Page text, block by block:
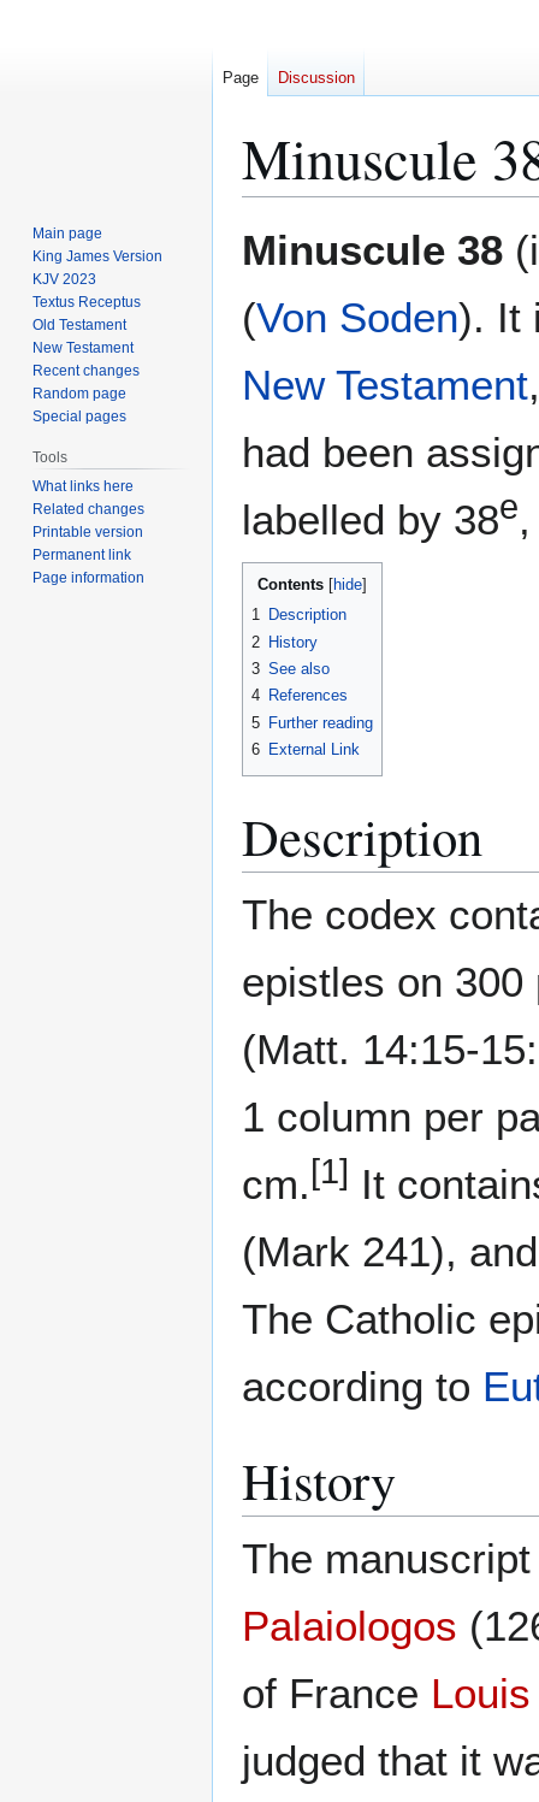
Minuscule
toto
Minuscule 38
(Von Soden). It
New Testament
had been
labelled by 38e
Contents
1 Description
2 History
3 See also
4 References
5 Further reading
6 External Link
Description
The codex
epistles on
(Matt. 14:15-
1 column per
cm. [1] It
(Mark 241),
The Catholic
according to
History
The
Palaiologos
of France
judged that it
Page Discussion
Main page
King James Version
KJV 2023
Textus Receptus
Old Testament
New Testament
Recent changes
Random page
Special pages
Tools
What links here
Related changes
Printable version
Permanent link
Page information